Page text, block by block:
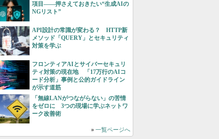
項目――押さえておきたい“生成AIの
NGリスト”
API設計の常識が変わる？ HTTP新
メソッド「QUERY」とセキュリティ
対策を学ぶ
フロンティアAIとサイバーセキュリ
ティ対策の現在地 「17万行のAIコ
ード分析」事例と公的ガイドライン
が示す道筋
「無線LANがつながらない」の苦情
をゼロに 3つの現場に学ぶネットワ
ーク改善術
» 一覧ページへ